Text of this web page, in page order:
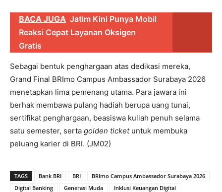
BACA JUGA Jatim Kini Punya Mobil
Reaksi Cepat Layanan Oksigen
Gratis
Sebagai bentuk penghargaan atas dedikasi mereka,
Grand Final BRImo Campus Ambassador Surabaya 2026
menetapkan lima pemenang utama. Para jawara ini
berhak membawa pulang hadiah berupa uang tunai,
sertifikat penghargaan, beasiswa kuliah penuh selama
satu semester, serta golden ticketuntuk membuka
peluang karier di BRI. (JM02)
TAGS Bank BRI BRI
BRImo Campus Ambassador Surabaya 2026
Digital Banking
Generasi Muda
Inklusi Keuangan Digital